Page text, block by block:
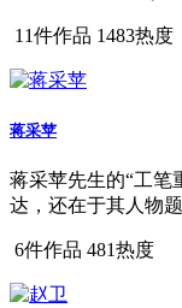
11件作品 1483热度
蒋采苹
蒋采苹先生的“工笔
达，还在于其人物题
6件作品 481热度